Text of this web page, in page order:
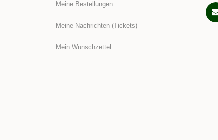
Meine Bestellungen
Meine Nachrichten (Tickets)
Mein Wunschzettel